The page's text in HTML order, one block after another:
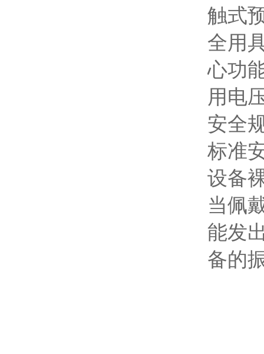
触式
全用
心功
用电
安全
标准
设备
当佩
能发
备的